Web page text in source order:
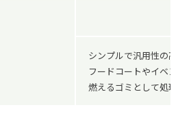
シンプルで汎用性の高い
フードコートやイベン
燃えるゴミとして処理で